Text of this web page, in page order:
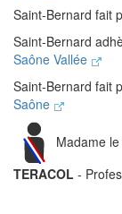
Saint-Bernard fait
Saint-Bernard
Saône Vallée
Saint-Bernard fait
Saône
Madame
TERACOL -